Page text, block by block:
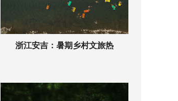
浙江安吉：暑期乡村文旅热